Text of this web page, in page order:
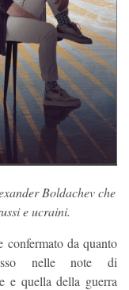
Boldachev che
e ucraini.
confermato da quanto
nelle note di
e quella della guerra